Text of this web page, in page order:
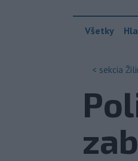
Všetky
< sekcia